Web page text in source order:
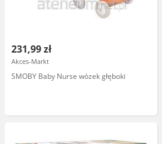
231,99 zł
Akces-Markt
SMOBY Baby Nurse wózek głęboki